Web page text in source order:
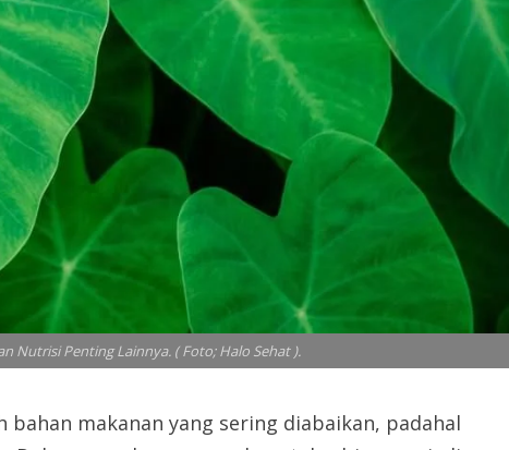
Nutrisi Penting Lainnya. ( Foto; Halo Sehat ).
bahan makanan yang sering diabaikan, padahal